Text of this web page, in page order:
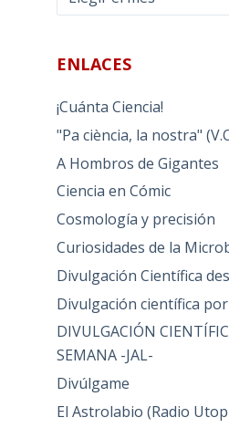
ENLACES
¡Cuánta Ciencia!
"Pa ciència, la nostra"
A Hombros de Gigantes
Ciencia en Cómic
Cosmología y precisión
Curiosidades de la
Divulgación Científica
Divulgación científica
DIVULGACIÓN
SEMANA -JAL-
Divúlgame
El Astrolabio (Radio